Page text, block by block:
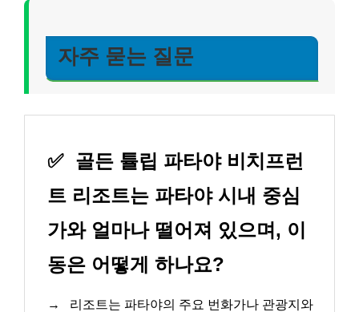
자주 묻는 질문
✅ 골든 튤립 파타야 비치프런
트 리조트는 파타야 시내 중심
가와 얼마나 떨어져 있으며, 이
동은 어떻게 하나요?
→
리조트는 파타야의 주요 번화가나 관광지와